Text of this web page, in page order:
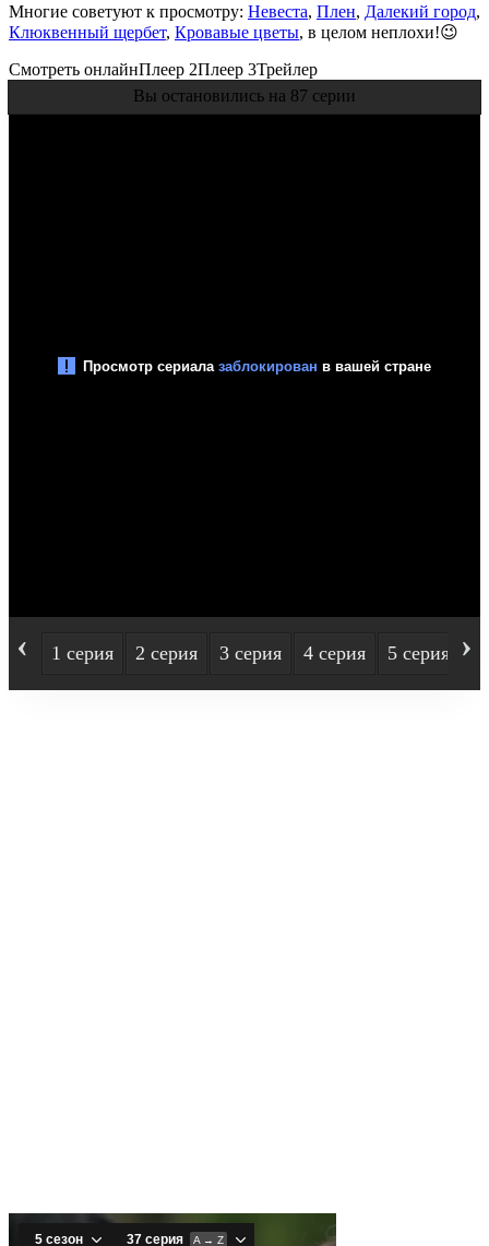
Многие советуют к просмотру: Невеста, Плен, Далекий город,
Клюквенный щербет, Кровавые цветы, в целом неплохи!😉
Смотреть онлайнПлеер 2Плеер 3Трейлер
Вы остановились на 87 серии
‹ 1 серия 2 серия 3 серия 4 серия 5 серия ›